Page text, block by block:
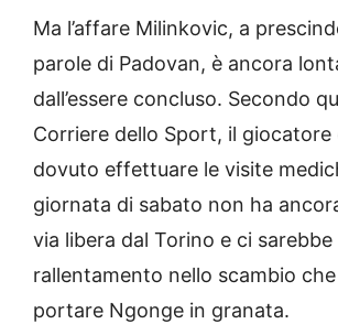
Ma l’affare Milinkovic, a
parole di Padovan, è ancora
dall’essere concluso. Secondo
Corriere dello Sport, il giocatore
dovuto effettuare le visite
giornata di sabato non ha
via libera dal Torino e ci
rallentamento nello scambio
portare Ngonge in granata.